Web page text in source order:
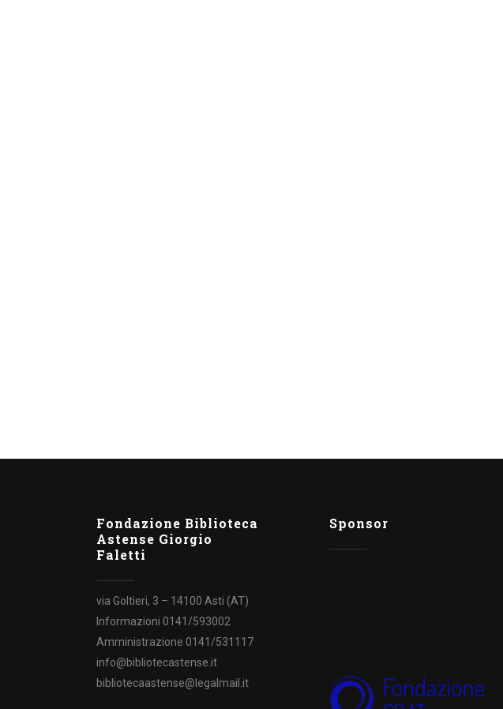
Fondazione Biblioteca
Astense Giorgio
Faletti
via Goltieri, 3 – 14100 Asti (AT)
Informazioni 0141/593002
Amministrazione 0141/531117
info@bibliotecastense.it
bibliotecaastense@legalmail.it
Sponsor